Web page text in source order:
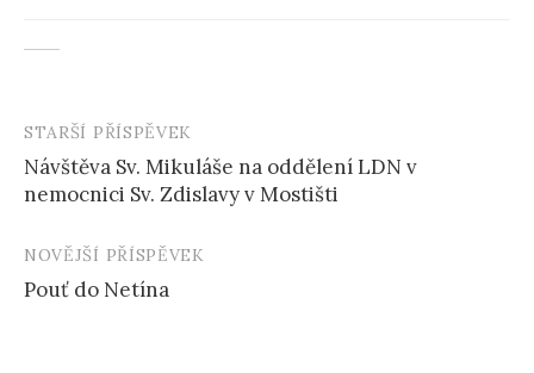
Navigace
příspěvku
STARŠÍ PŘÍSPĚVEK
Návštěva Sv. Mikuláše na oddělení LDN v
nemocnici Sv. Zdislavy v Mostišti
NOVĚJŠÍ PŘÍSPĚVEK
Pouť do Netína